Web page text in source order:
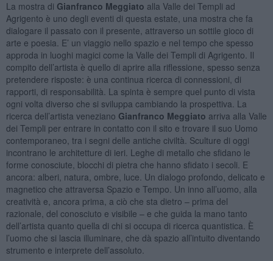
La mostra di Gianfranco Meggiato alla Valle dei Templi ad
Agrigento è uno degli eventi di questa estate, una mostra che fa
dialogare il passato con il presente, attraverso un sottile gioco di
arte e poesia. E’ un viaggio nello spazio e nel tempo che spesso
approda in luoghi magici come la Valle dei Templi di Agrigento. Il
compito dell’artista è quello di aprire alla riflessione, spesso senza
pretendere risposte: è una continua ricerca di connessioni, di
rapporti, di responsabilità. La spinta è sempre quel punto di vista
ogni volta diverso che si sviluppa cambiando la prospettiva. La
ricerca dell’artista veneziano Gianfranco Meggiato arriva alla Valle
dei Templi per entrare in contatto con il sito e trovare il suo Uomo
contemporaneo, tra i segni delle antiche civiltà. Sculture di oggi
incontrano le architetture di ieri. Leghe di metallo che sfidano le
forme conosciute, blocchi di pietra che hanno sfidato i secoli. E
ancora: alberi, natura, ombre, luce. Un dialogo profondo, delicato e
magnetico che attraversa Spazio e Tempo. Un inno all’uomo, alla
creatività e, ancora prima, a ciò che sta dietro – prima del
razionale, del conosciuto e visibile – e che guida la mano tanto
dell’artista quanto quella di chi si occupa di ricerca quantistica. È
l’uomo che si lascia illuminare, che dà spazio all’intuito diventando
strumento e interprete dell’assoluto.